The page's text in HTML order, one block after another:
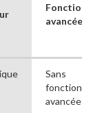
avancées
Sans
avancées